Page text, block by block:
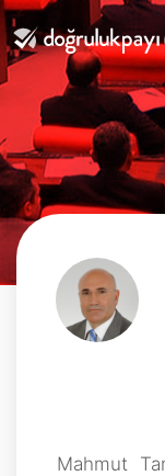
Mahmut